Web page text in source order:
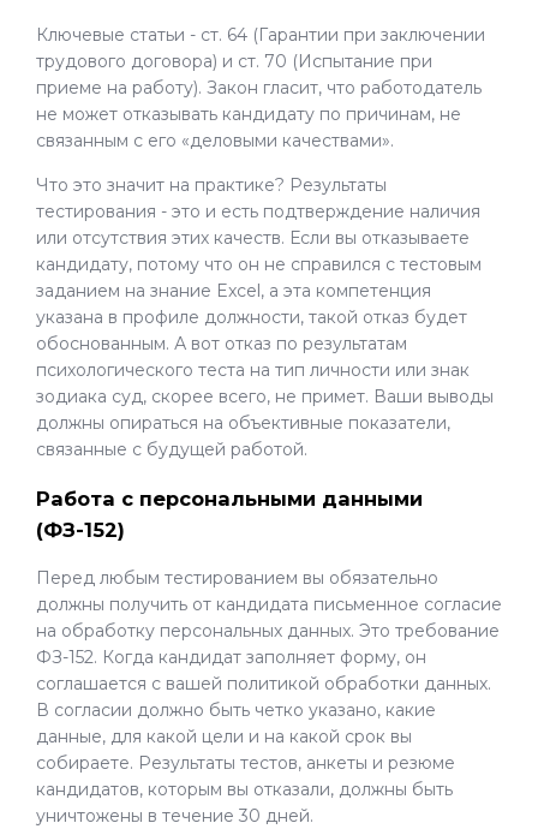
Ключевые статьи - ст. 64 (Гарантии при заключении
трудового договора) и ст. 70 (Испытание при
приеме на работу). Закон гласит, что работодатель
не может отказывать кандидату по причинам, не
связанным с его «деловыми качествами».
Что это значит на практике? Результаты
тестирования - это и есть подтверждение наличия
или отсутствия этих качеств. Если вы отказываете
кандидату, потому что он не справился с тестовым
заданием на знание Excel, а эта компетенция
указана в профиле должности, такой отказ будет
обоснованным. А вот отказ по результатам
психологического теста на тип личности или знак
зодиака суд, скорее всего, не примет. Ваши выводы
должны опираться на объективные показатели,
связанные с будущей работой.
Работа с персональными данными
(ФЗ-152)
Перед любым тестированием вы обязательно
должны получить от кандидата письменное согласие
на обработку персональных данных. Это требование
ФЗ-152. Когда кандидат заполняет форму, он
соглашается с вашей политикой обработки данных.
В согласии должно быть четко указано, какие
данные, для какой цели и на какой срок вы
собираете. Результаты тестов, анкеты и резюме
кандидатов, которым вы отказали, должны быть
уничтожены в течение 30 дней.